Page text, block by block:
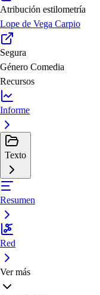
Atribución estilometría
Lope de Vega Carpio
Segura
Género Comedia
Recursos
Informe
Texto
Resumen
Red
Ver más